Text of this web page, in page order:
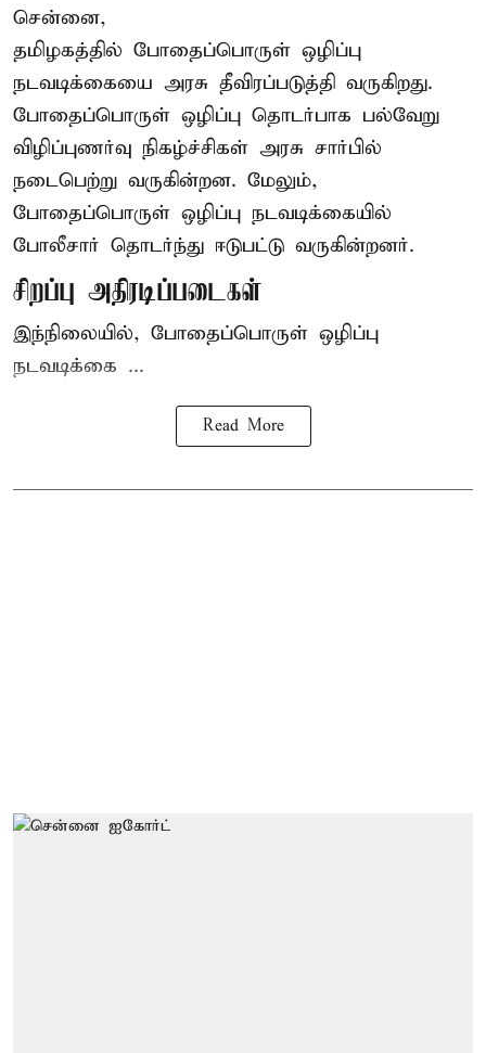
சென்னை,
தமிழகத்தில் போதைப்பொருள் ஒழிப்பு
நடவடிக்கையை அரசு தீவிரப்படுத்தி வருகிறது.
போதைப்பொருள் ஒழிப்பு தொடர்பாக பல்வேறு
விழிப்புணர்வு நிகழ்ச்சிகள் அரசு சார்பில்
நடைபெற்று வருகின்றன. மேலும்,
போதைப்பொருள் ஒழிப்பு நடவடிக்கையில்
போலீசார் தொடர்ந்து ஈடுபட்டு வருகின்றனர்.
சிறப்பு அதிரடிப்படைகள்
இந்நிலையில், போதைப்பொருள் ஒழிப்பு
நடவடிக்கை ...
Read More